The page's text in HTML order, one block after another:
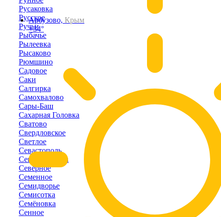
Арбузово, Крым
+34°
Русаковка
Русское
Ручьи
Рыбачье
Рылеевка
Рысаково
Рюмшино
Садовое
Саки
Салгирка
Самохвалово
Сары-Баш
Сахарная Головка
Сватово
Свердловское
Светлое
Севастополь
Севастьяновка
Северное
Семенное
Семидворье
Семисотка
Семёновка
Сенное